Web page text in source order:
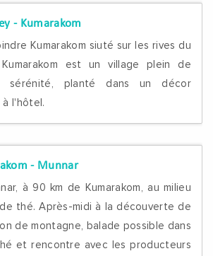
- Kumarakom
Kumarakom siuté sur les rives du
est un village plein de
sérénité, planté dans un décor
à l'hôtel.
- Munnar
à 90 km de Kumarakom, au milieu
thé. Après-midi à la découverte de
de montagne, balade possible dans
et rencontre avec les producteurs